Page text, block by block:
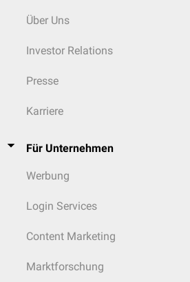
Über Uns
Investor Relations
Presse
Karriere
Für Unternehmen
Werbung
Login Services
Content Marketing
Marktforschung